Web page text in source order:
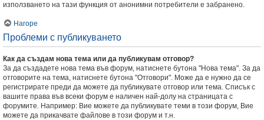
използването на тази функция от анонимни потребители е забранено.
Нагоре
Проблеми с публикуването
Как да създам нова тема или да публикувам отговор?
За да създадете нова тема във форум, натиснете бутона "Нова тема". За да
отговорите на тема, натиснете бутона "Отговори". Може да е нужно да се
регистрирате преди да можете да публикувате отговор или тема. Списък с
вашите права във всеки форум е наличен най-долу на страницата с
форумите. Например: Вие можете да публикувате теми в този форум, Вие
можете да прикачвате файлове в този форум и т.н.